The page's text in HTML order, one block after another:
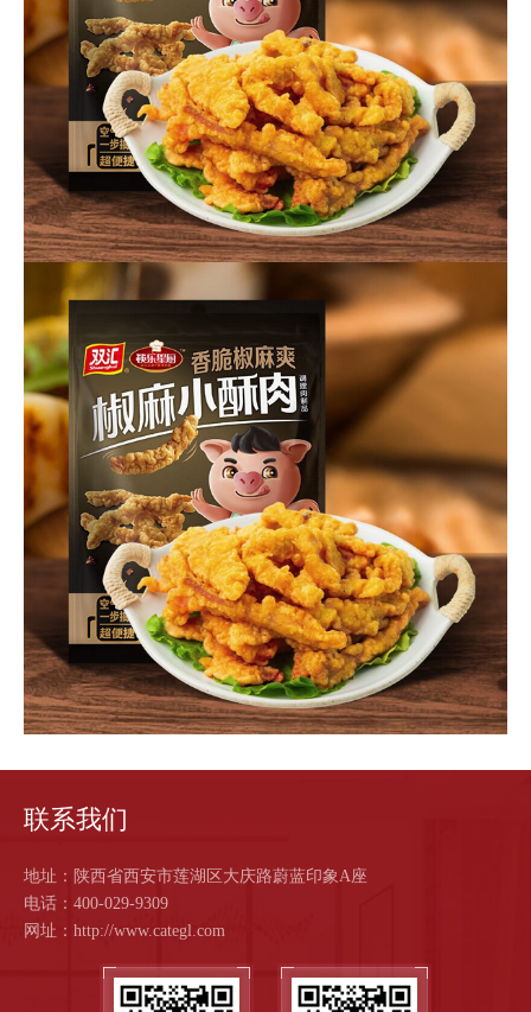
客
慧
启
真
关
于
我
联
系
我
们
联系我们
地址：陕西省西安市莲湖区大庆路蔚蓝印象A座
电话：400-029-9309
网址：http://www.categl.com